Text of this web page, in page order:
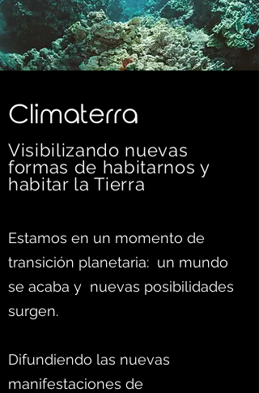
C limaterra
Visibilizando nuevas
formas de habitarnos y
habitar la Tierra
Estamos en un momento de
transición planetaria: un mundo
se acaba y nuevas posibilidades
surgen.
Difundiendo las nuevas
manifestaciones de